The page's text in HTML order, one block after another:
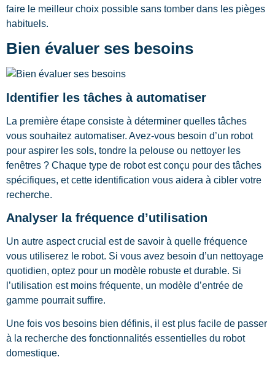
faire le meilleur choix possible sans tomber dans les pièges
habituels.
Bien évaluer ses besoins
Identifier les tâches à automatiser
La première étape consiste à déterminer quelles tâches
vous souhaitez automatiser. Avez-vous besoin d’un robot
pour aspirer les sols, tondre la pelouse ou nettoyer les
fenêtres ? Chaque type de robot est conçu pour des tâches
spécifiques, et cette identification vous aidera à cibler votre
recherche.
Analyser la fréquence d’utilisation
Un autre aspect crucial est de savoir à quelle fréquence
vous utiliserez le robot. Si vous avez besoin d’un nettoyage
quotidien, optez pour un modèle robuste et durable. Si
l’utilisation est moins fréquente, un modèle d’entrée de
gamme pourrait suffire.
Une fois vos besoins bien définis, il est plus facile de passer
à la recherche des fonctionnalités essentielles du robot
domestique.